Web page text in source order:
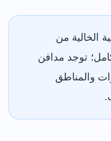
الخالية من
توجد مدافن
والمناطق